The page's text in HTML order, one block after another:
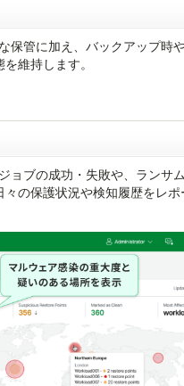
保管に加え、バックアップ時
維持します。
ョブの成功・失敗や、ランサ
の保護状況や検知履歴をレポ